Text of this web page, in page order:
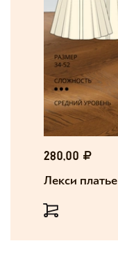
280,00
Лекси платье